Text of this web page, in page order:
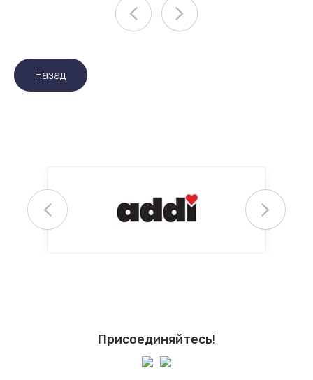
Назад
Присоединяйтесь!